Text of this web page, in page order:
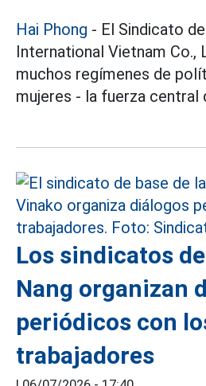
Hai Phong - El Sindicato
International Vietnam Co.,
muchos regímenes de
mujeres - la fuerza central
Los sindicatos
Nang organizan
periódicos con
trabajadores